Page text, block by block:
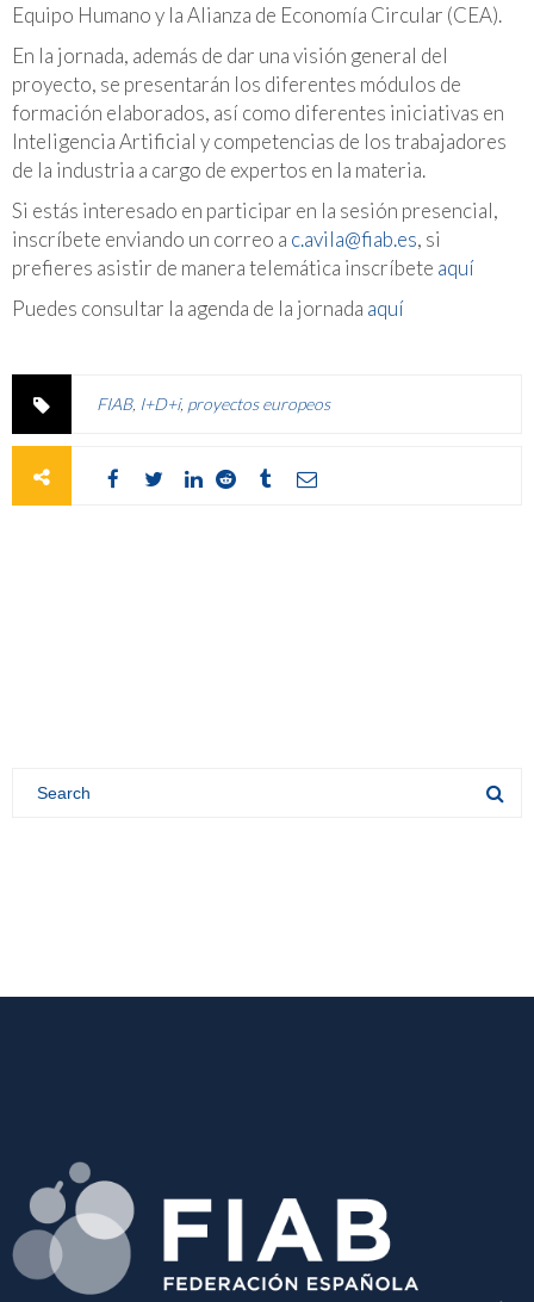
Equipo Humano y la Alianza de Economía Circular (CEA).
En la jornada, además de dar una visión general del
proyecto, se presentarán los diferentes módulos de
formación elaborados, así como diferentes iniciativas en
Inteligencia Artificial y competencias de los trabajadores
de la industria a cargo de expertos en la materia.
Si estás interesado en participar en la sesión presencial,
inscríbete enviando un correo a c.avila@fiab.es, si
prefieres asistir de manera telemática inscríbete aquí
Puedes consultar la agenda de la jornada aquí
FIAB, I+D+i, proyectos europeos